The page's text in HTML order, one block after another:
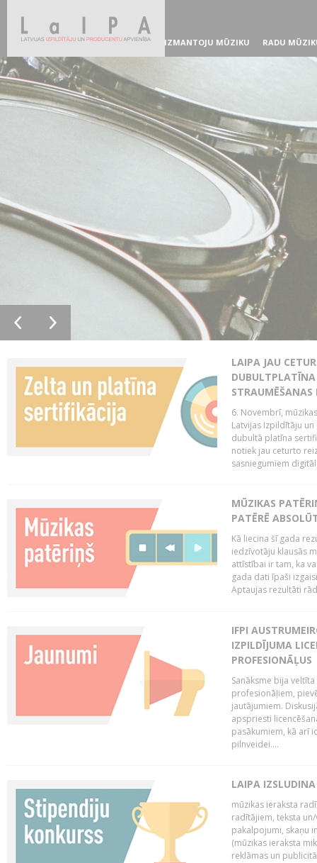
IZMANTOJU MŪZIKU RADU
LAIPA JAU
DUBULTPLATĪNA
6. Novembrī,
Latvijas Izpildītāju
dubultā platīna
notiek jau ceturto
sasniegumiem
MŪZIKAS
PATĒRĒ
Kā liecina šī gada
iedzīvotāju klausās
attīstībai ir tam, ka
gada dati īpaši
Aptaujas rezultāti
IFPI
IZPILDĪJUMA
PROFESIONĀĻUS
Sanāksme bija
profesionāļiem,
jautājumiem.
apspriesti
pasākumiem, kā arī
pilnveidei....
LAIPA
mūzikas ieraksta
radītājiem, teksta
pakalpojumi, skaņu
(mūzikas ieraksta
reklāmas un